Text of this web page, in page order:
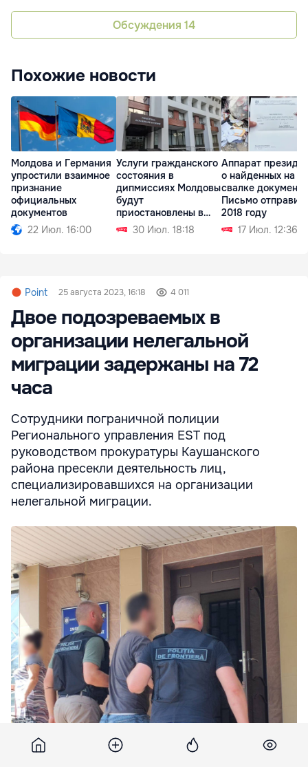
Обсуждения 14
Похожие новости
Молдова и Германия
упростили взаимное
признание
официальных
документов
22 Июл. 16:00
Услуги гражданского
состояния в
дипмиссиях Молдовы
будут
приостановлены в
августе
30 Июл. 18:18
Аппарат
о найденных на
свалке
Письмо
2018 году
17 Июл. 12:36
Point 25 августа 2023, 16:18 4 011
Двое подозреваемых в
организации нелегальной
миграции задержаны на 72
часа
Сотрудники пограничной полиции
Регионального управления EST под
руководством прокуратуры Каушанского
района пресекли деятельность лиц,
специализировавшихся на организации
нелегальной миграции.